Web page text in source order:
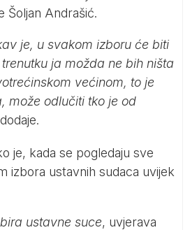
Šoljan Andrašić.
je, u svakom izboru će biti
ja možda ne bih ništa
većinom, to je
može odlučiti tko je od
je, kada se pogledaju sve
izbora ustavnih sudaca uvijek
ustavne suce, uvjerava